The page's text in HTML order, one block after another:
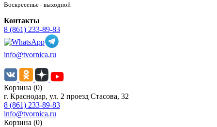
Воскресенье - выходной
Контакты
8 (861) 233-89-83
info@tvornica.ru
Корзина (0)
г. Краснодар, ул. 2 проезд Стасова, 32
8 (861) 233-89-83
info@tvornica.ru
Корзина (0)